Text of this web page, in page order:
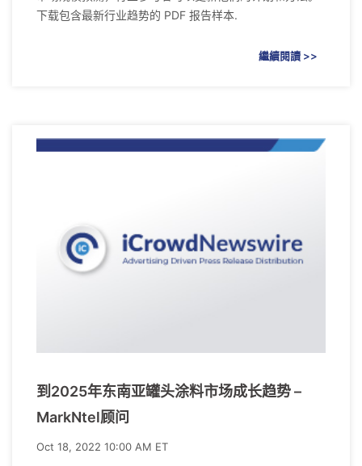
下载包含最新行业趋势的 PDF 报告样本.
繼續閱讀 >>
到2025年东南亚罐头涂料市场成长趋势 –
MarkNtel顾问
Oct 18, 2022 10:00 AM ET